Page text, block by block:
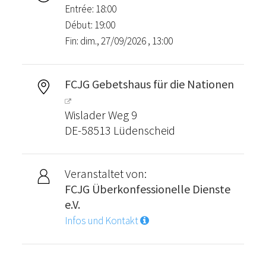
Entrée: 18:00
Début: 19:00
Fin: dim., 27/09/2026 , 13:00
FCJG Gebetshaus für die Nationen
Wislader Weg 9
DE-58513 Lüdenscheid
Veranstaltet von:
FCJG Überkonfessionelle Dienste
e.V.
Infos und Kontakt